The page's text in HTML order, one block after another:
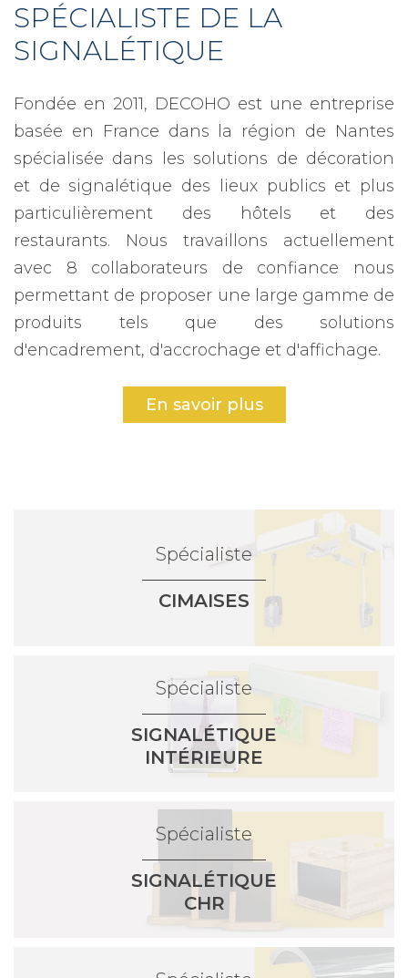
SPÉCIALISTE DE LA
SIGNALÉTIQUE
Fondée en 2011, DECOHO est une entreprise
basée en France dans la région de Nantes
spécialisée dans les solutions de décoration
et de signalétique des lieux publics et plus
particulièrement des hôtels et des
restaurants. Nous travaillons actuellement
avec 8 collaborateurs de confiance nous
permettant de proposer une large gamme de
produits tels que des solutions
d'encadrement, d'accrochage et d'affichage.
Nous proposons notamment des cadres de la
marque Nielsen. Cette marque allemande
innovants, Nielsen se distingue en termes de
créativité et de design. Nielsen possède une
gamme de cadres prêts à l'emploi de
différentes formes, profils, épaisseurs et
exceptionnelle. Les magnifiques cadres
épurés Nielsen ne manqueront pas de mettre
en valeur vos plus belles images.
marque Artiteq et Newly. Active dans plus de
60 pays, Artiteq propose des solutions
personnalisées en matière d'accrochage. La
marque se distingue par sa flexibilité et sa
volonté d'innover en permanence. Quant à
Newly, cette entreprise spécialisée dans la
En savoir plus
Spécialiste
CIMAISES
Spécialiste
SIGNALÉTIQUE
INTÉRIEURE
Spécialiste
SIGNALÉTIQUE
CHR